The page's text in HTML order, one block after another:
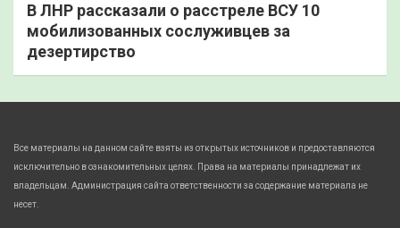
В ЛНР рассказали о расстреле ВСУ 10
мобилизованных сослуживцев за
дезертирство
Все материалы на данном сайте взяты из открытых источников и предоставляются
исключительно в ознакомительных целях. Права на материалы принадлежат их
владельцам. Администрация сайта ответственности за содержание материала не
несет.